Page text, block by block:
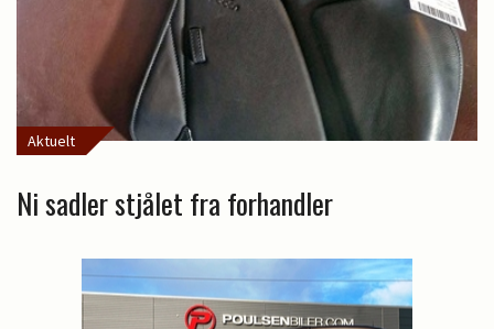
Aktuelt
Ni sadler stjålet fra forhandler